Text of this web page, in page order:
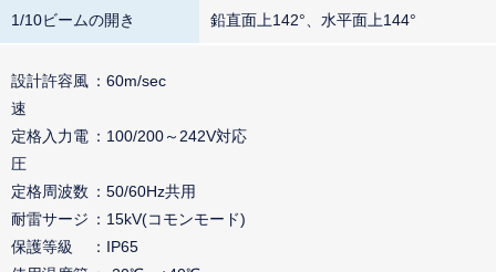
1/10ビームの開き 鉛直面上142°、水平面上144°
設計許容風
速
60m/sec
定格入力電
圧
100/200～242V対応
定格周波数
50/60Hz共用
耐雷サージ
15kV(コモンモード)
保護等級
IP65